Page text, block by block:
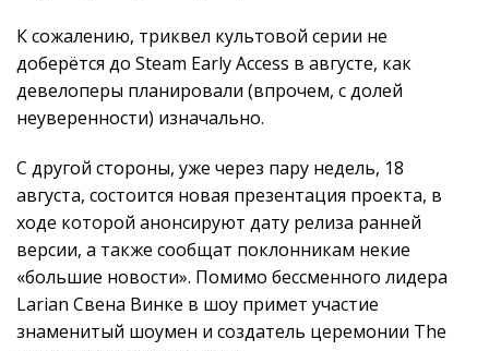
К сожалению, триквел культовой серии не
доберётся до Steam Early Access в августе, как
девелоперы планировали (впрочем, с долей
неуверенности) изначально.
С другой стороны, уже через пару недель, 18
августа, состоится новая презентация проекта, в
ходе которой анонсируют дату релиза ранней
версии, а также сообщат поклонникам некие
«большие новости». Помимо бессменного лидера
Larian Свена Винке в шоу примет участие
знаменитый шоумен и создатель церемонии The